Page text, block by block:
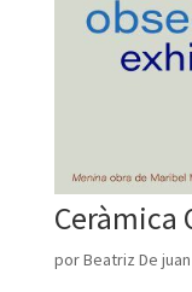
Ceràmica
porBeatriz De juan